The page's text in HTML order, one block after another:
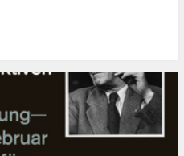
Moderne
er nachhaltig
an der Universität für
über wesentliche
als 25 Jahren hat es sich
zur Aufgabe
kritisch zu